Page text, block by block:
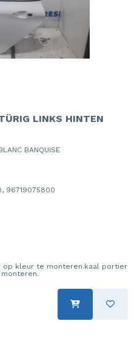
LINKS HINTEN
BANQUISE
96719075800
op kleur te monteren.kaal portier